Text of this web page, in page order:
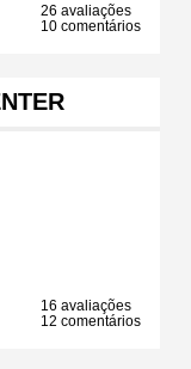
26 avaliações
10 comentários
16 avaliações
12 comentários